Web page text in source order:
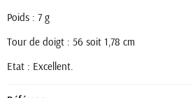
Poids : 7 g
Tour de doigt : 56 soit 1,78 cm
Etat : Excellent.